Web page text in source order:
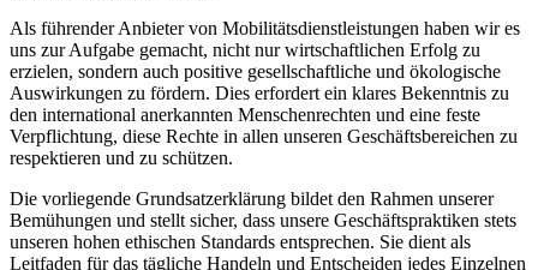
Als führender Anbieter von Mobilitätsdienstleistungen haben wir es
uns zur Aufgabe gemacht, nicht nur wirtschaftlichen Erfolg zu
erzielen, sondern auch positive gesellschaftliche und ökologische
Auswirkungen zu fördern. Dies erfordert ein klares Bekenntnis zu
den international anerkannten Menschenrechten und eine feste
Verpflichtung, diese Rechte in allen unseren Geschäftsbereichen zu
respektieren und zu schützen.
Die vorliegende Grundsatzerklärung bildet den Rahmen unserer
Bemühungen und stellt sicher, dass unsere Geschäftspraktiken stets
unseren hohen ethischen Standards entsprechen. Sie dient als
Leitfaden für das tägliche Handeln und Entscheiden jedes Einzelnen